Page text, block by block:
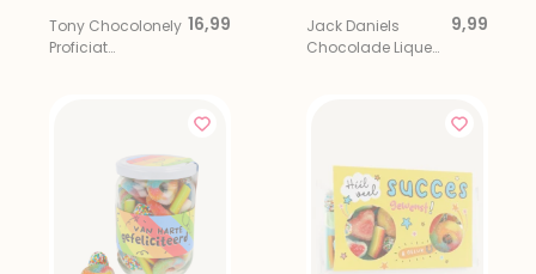
Tony Chocolonely
Proficiat
16,99
Jack Daniels
Chocolade Liqueur
9,99